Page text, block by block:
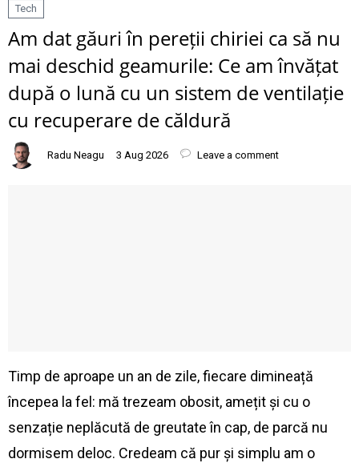
Tech
Am dat găuri în pereții chiriei ca să nu
mai deschid geamurile: Ce am învățat
după o lună cu un sistem de ventilație
cu recuperare de căldură
Radu Neagu 3 Aug 2026 Leave a comment
Timp de aproape un an de zile, fiecare dimineață
începea la fel: mă trezeam obosit, amețit și cu o
senzație neplăcută de greutate în cap, de parcă nu
dormisem deloc. Credeam că pur și simplu am o